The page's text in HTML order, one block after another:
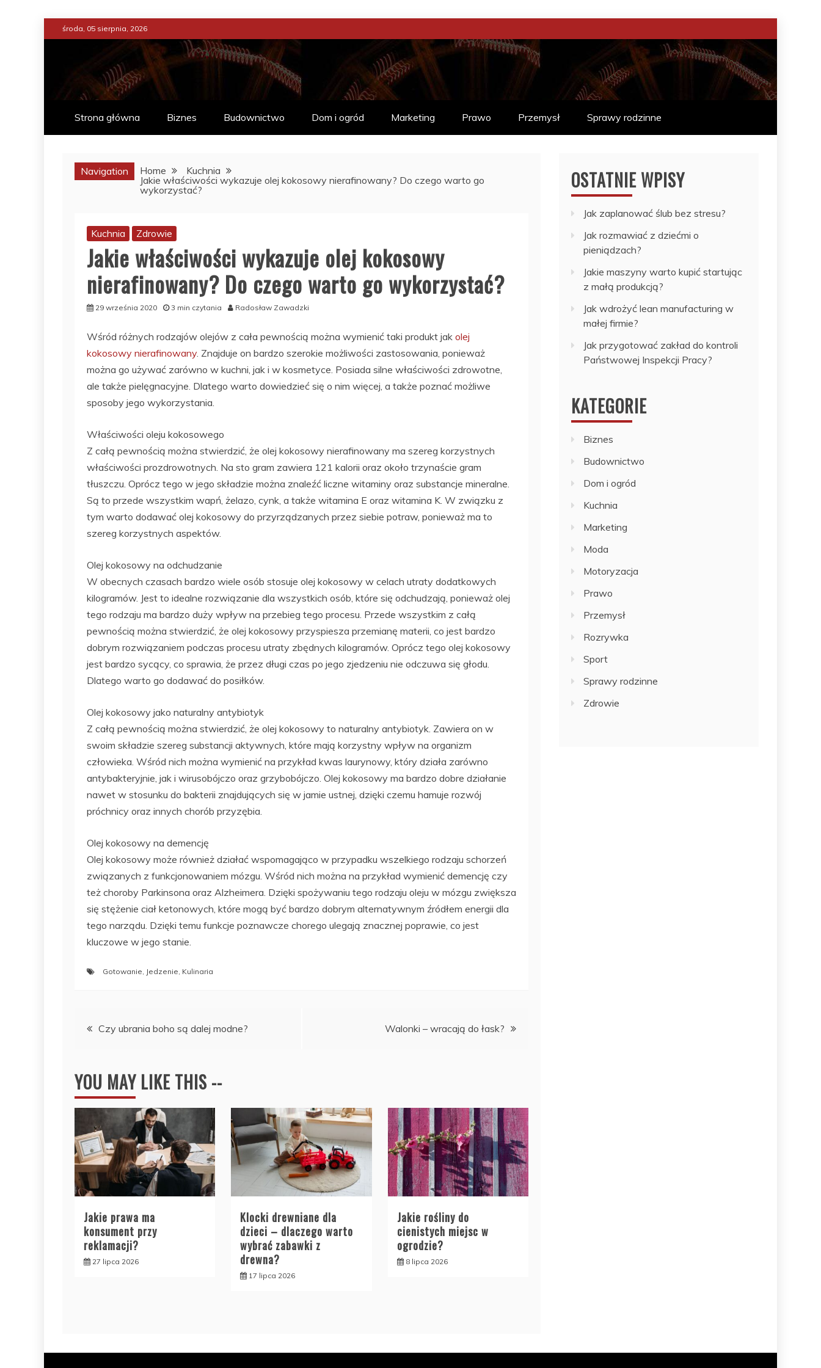
to
środa, 05 sierpnia, 2026
ENCYKLOPEDIA ŻYCIA
CO WARTO W ŻYCIU WIEDZIEĆ
Strona główna Biznes Budownictwo Dom i ogród Marketing Prawo Przemysł Sprawy rodzinne
Navigation Home
Kuchnia
Jakie właściwości wykazuje olej kokosowy nierafinowany? Do czego warto go
wykorzystać?
Kuchnia Zdrowie
Jakie właściwości wykazuje olej kokosowy
nierafinowany? Do czego warto go wykorzystać?
29 września 2020 3 min czytania Radosław Zawadzki
Wśród różnych rodzajów olejów z cała pewnością można wymienić taki produkt jak olej
kokosowy nierafinowany. Znajduje on bardzo szerokie możliwości zastosowania, ponieważ
można go używać zarówno w kuchni, jak i w kosmetyce. Posiada silne właściwości zdrowotne,
ale także pielęgnacyjne. Dlatego warto dowiedzieć się o nim więcej, a także poznać możliwe
sposoby jego wykorzystania.
Właściwości oleju kokosowego
Z całą pewnością można stwierdzić, że olej kokosowy nierafinowany ma szereg korzystnych
właściwości prozdrowotnych. Na sto gram zawiera 121 kalorii oraz około trzynaście gram
tłuszczu. Oprócz tego w jego składzie można znaleźć liczne witaminy oraz substancje mineralne.
Są to przede wszystkim wapń, żelazo, cynk, a także witamina E oraz witamina K. W związku z
tym warto dodawać olej kokosowy do przyrządzanych przez siebie potraw, ponieważ ma to
szereg korzystnych aspektów.
Olej kokosowy na odchudzanie
W obecnych czasach bardzo wiele osób stosuje olej kokosowy w celach utraty dodatkowych
kilogramów. Jest to idealne rozwiązanie dla wszystkich osób, które się odchudzają, ponieważ olej
tego rodzaju ma bardzo duży wpływ na przebieg tego procesu. Przede wszystkim z całą
pewnością można stwierdzić, że olej kokosowy przyspiesza przemianę materii, co jest bardzo
dobrym rozwiązaniem podczas procesu utraty zbędnych kilogramów. Oprócz tego olej kokosowy
jest bardzo sycący, co sprawia, że przez długi czas po jego zjedzeniu nie odczuwa się głodu.
Dlatego warto go dodawać do posiłków.
Olej kokosowy jako naturalny antybiotyk
Z całą pewnością można stwierdzić, że olej kokosowy to naturalny antybiotyk. Zawiera on w
swoim składzie szereg substancji aktywnych, które mają korzystny wpływ na organizm
człowieka. Wśród nich można wymienić na przykład kwas laurynowy, który działa zarówno
antybakteryjnie, jak i wirusobójczo oraz grzybobójczo. Olej kokosowy ma bardzo dobre działanie
nawet w stosunku do bakterii znajdujących się w jamie ustnej, dzięki czemu hamuje rozwój
próchnicy oraz innych chorób przyzębia.
Olej kokosowy na demencję
Olej kokosowy może również działać wspomagająco w przypadku wszelkiego rodzaju schorzeń
związanych z funkcjonowaniem mózgu. Wśród nich można na przykład wymienić demencję czy
też choroby Parkinsona oraz Alzheimera. Dzięki spożywaniu tego rodzaju oleju w mózgu zwiększa
się stężenie ciał ketonowych, które mogą być bardzo dobrym alternatywnym źródłem energii dla
tego narządu. Dzięki temu funkcje poznawcze chorego ulegają znacznej poprawie, co jest
kluczowe w jego stanie.
Gotowanie, Jedzenie, Kulinaria
Nawigacja
Czy ubrania boho są dalej modne? Walonki – wracają do łask?
YOU MAY LIKE THIS --
Jakie prawa ma
konsument przy
reklamacji?
27 lipca 2026
Klocki drewniane dla
dzieci – dlaczego warto
wybrać zabawki z
drewna?
17 lipca 2026
Jakie rośliny do
cienistych miejsc w
ogrodzie?
8 lipca 2026
OSTATNIE WPISY
Jak zaplanować ślub bez stresu?
Jak rozmawiać z dziećmi o
pieniądzach?
Jakie maszyny warto kupić startując
z małą produkcją?
Jak wdrożyć lean manufacturing w
małej firmie?
Jak przygotować zakład do kontroli
Państwowej Inspekcji Pracy?
KATEGORIE
Biznes
Budownictwo
Dom i ogród
Kuchnia
Marketing
Moda
Motoryzacja
Prawo
Przemysł
Rozrywka
Sport
Sprawy rodzinne
Zdrowie